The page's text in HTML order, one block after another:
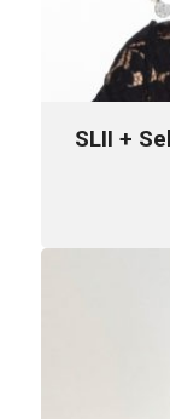
SLII +